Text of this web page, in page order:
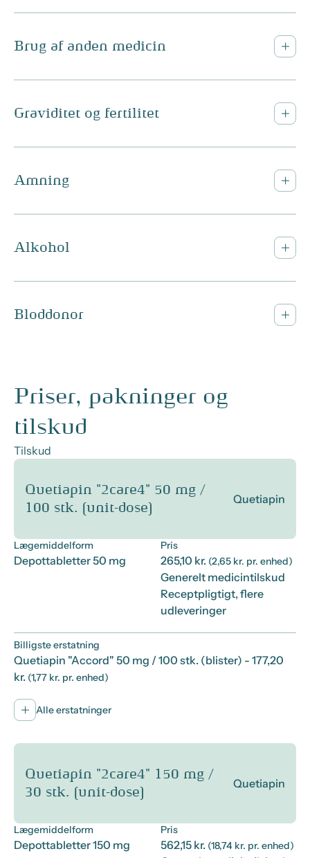
Brug af anden medicin
Graviditet og fertilitet
Amning
Alkohol
Bloddonor
Priser, pakninger og
tilskud
Tilskud
Quetiapin "2care4" 50 mg /
100 stk. (unit-dose)
Quetiapin
Lægemiddelform
Depottabletter 50 mg
Pris
265,10 kr. (2,65 kr. pr. enhed)
Generelt medicintilskud
Receptpligtigt, flere
udleveringer
Billigste erstatning
Quetiapin "Accord" 50 mg / 100 stk. (blister) - 177,20
kr. (1,77 kr. pr. enhed)
Alle erstatninger
Quetiapin "2care4" 150 mg /
30 stk. (unit-dose)
Quetiapin
Lægemiddelform
Depottabletter 150 mg
Pris
562,15 kr. (18,74 kr. pr. enhed)